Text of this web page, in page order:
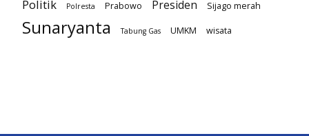
Politik
Polresta Prabowo Presiden Sijago merah
Sunaryanta Tabung Gas UMKM wisata